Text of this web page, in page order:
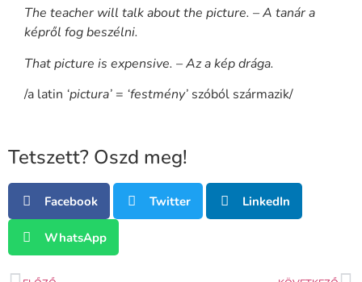
The teacher will talk about the picture. – A tanár a
képről fog beszélni.
That picture is expensive. – Az a kép drága.
/a latin ‘pictura’ = ‘festmény’ szóból származik/
Tetszett? Oszd meg!
Facebook Twitter LinkedIn
WhatsApp